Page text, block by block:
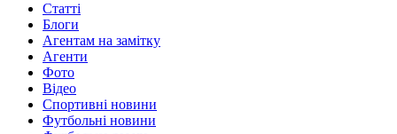
Статті
Блоги
Агентам на замітку
Агенти
Фото
Відео
Спортивні новини
Футбольні новини